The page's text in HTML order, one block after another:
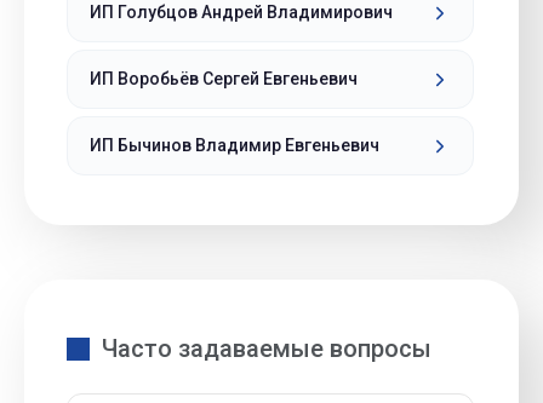
ИП Голубцов Андрей Владимирович
ИП Воробьёв Сергей Евгеньевич
ИП Бычинов Владимир Евгеньевич
Часто задаваемые вопросы